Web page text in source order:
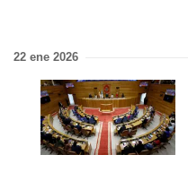
22 ene 2026